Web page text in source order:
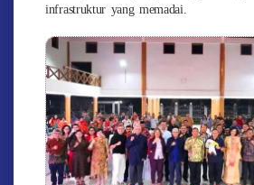
infrastruktur yang memadai.